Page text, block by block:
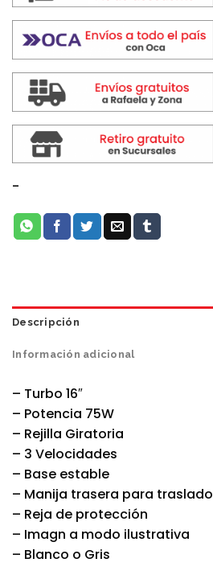
-
Descripción
Información adicional
– Turbo 16″
– Potencia 75W
– Rejilla Giratoria
– 3 Velocidades
– Base estable
– Manija trasera para traslado
– Reja de protección
– Imagn a modo ilustrativa
– Blanco o Gris